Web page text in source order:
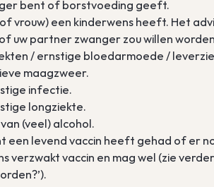
bent of borstvoeding geeft.
of vrouw) een kinderwens heeft. Het
uw partner zwanger zou willen
/ ernstige bloedarmoede /
maagzweer.
infectie.
longziekte.
(veel) alcohol.
een levend vaccin heeft gehad of er
verzwakt vaccin en mag wel (zie